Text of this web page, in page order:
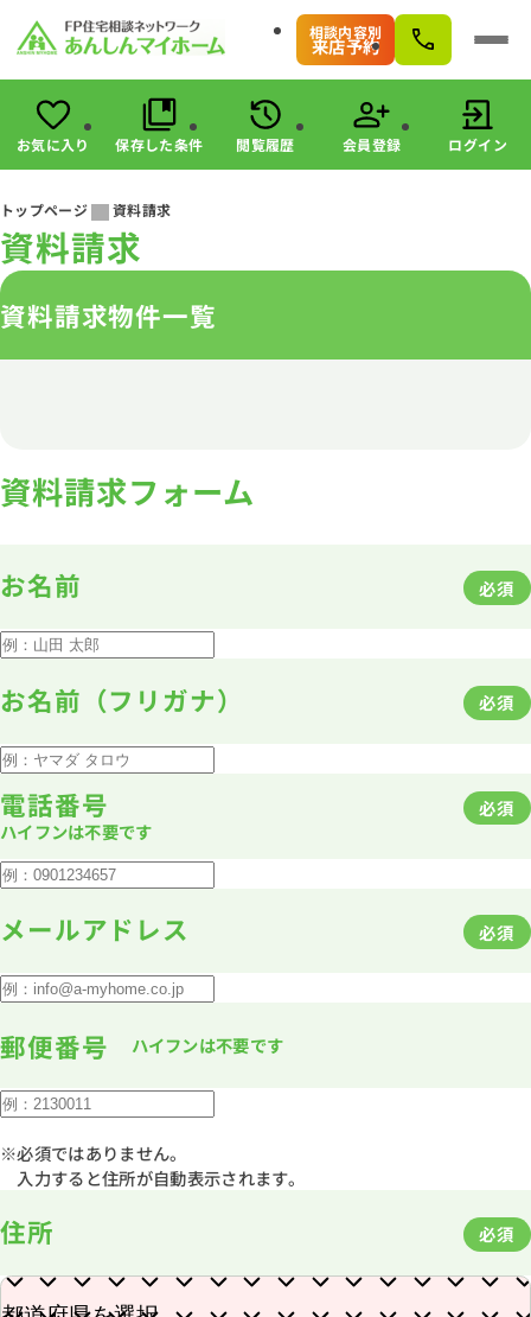
相談内容別
来店予約
会員登録 ログイン
物件検索
駅・路線から探す
エリアから探す
会社情報
お問い合わせ
お気に入り 保存した条件 閲覧履歴 会員登録 ログイン
トップページ 資料請求
資料請求
資料請求物件一覧
資料請求フォーム
お名前 必須
お名前（フリガナ） 必須
電話番号
ハイフンは不要です
必須
メールアドレス 必須
郵便番号 ハイフンは不要です
※必須ではありません。
入力すると住所が自動表示されます。
住所 必須